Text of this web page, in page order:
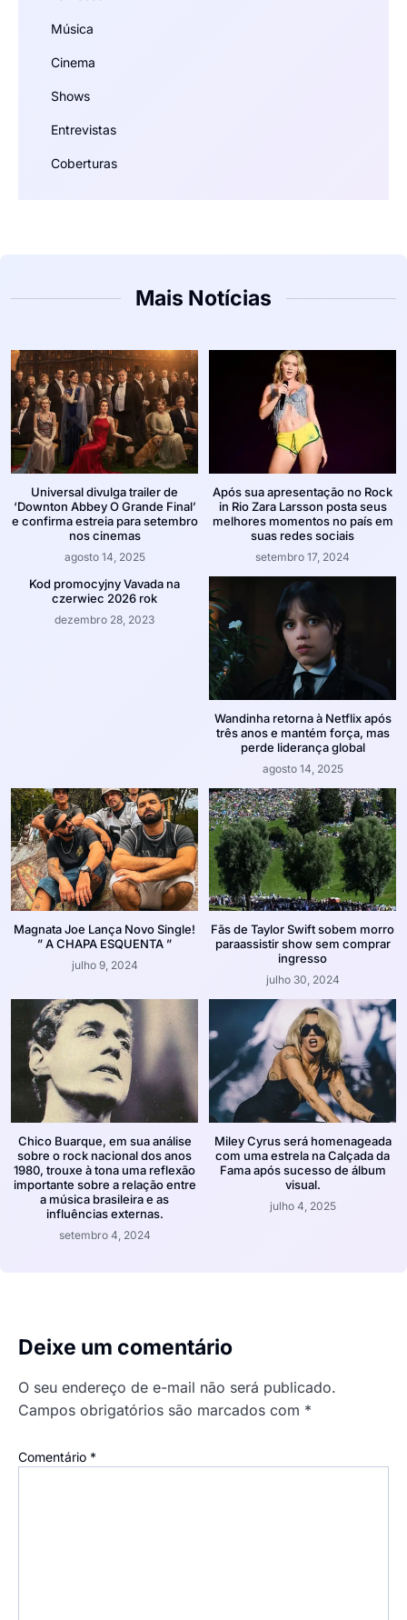
Música
Cinema
Shows
Entrevistas
Coberturas
Mais Notícias
Universal divulga trailer de
‘Downton Abbey O Grande Final’
e confirma estreia para setembro
nos cinemas
agosto 14, 2025
Após sua apresentação no Rock
in Rio Zara Larsson posta seus
melhores momentos no país em
suas redes sociais
setembro 17, 2024
Kod promocyjny Vavada na
czerwiec 2026 rok
dezembro 28, 2023
Wandinha retorna à Netflix após
três anos e mantém força, mas
perde liderança global
agosto 14, 2025
Magnata Joe Lança Novo Single!
” A CHAPA ESQUENTA ”
julho 9, 2024
Fãs de Taylor Swift sobem morro
paraassistir show sem comprar
ingresso
julho 30, 2024
Chico Buarque, em sua análise
sobre o rock nacional dos anos
1980, trouxe à tona uma reflexão
importante sobre a relação entre
a música brasileira e as
influências externas.
setembro 4, 2024
Miley Cyrus será homenageada
com uma estrela na Calçada da
Fama após sucesso de álbum
visual.
julho 4, 2025
Deixe um comentário
O seu endereço de e-mail não será publicado.
Campos obrigatórios são marcados com *
Comentário *